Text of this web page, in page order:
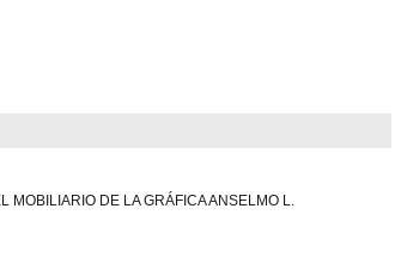
MOBILIARIO DE LA GRÁFICA ANSELMO L.